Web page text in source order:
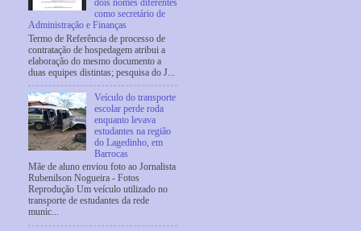
dois nomes diferentes
como secretário de
Administração e Finanças
Termo de Referência de processo de
contratação de hospedagem atribui a
elaboração do mesmo documento a
duas equipes distintas; pesquisa do J...
Veículo do transporte
escolar perde roda
enquanto levava
estudantes na região
do Lagedinho, em
Barrocas
Mãe de aluno enviou foto ao Jornalista
Rubenilson Nogueira - Fotos
Reprodução Um veículo utilizado no
transporte de estudantes da rede
munic...